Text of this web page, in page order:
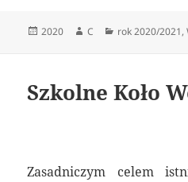
Data
2020 Autor
C Kategorie
rok 2020/2021,
Szkolne Koło
Zasadniczym celem